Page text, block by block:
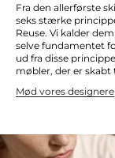
Fra den allerførste
seks stærke
Reuse. Vi kalder
selve fundamentet
ud fra disse
møbler, der er skabt
Mød vores designere